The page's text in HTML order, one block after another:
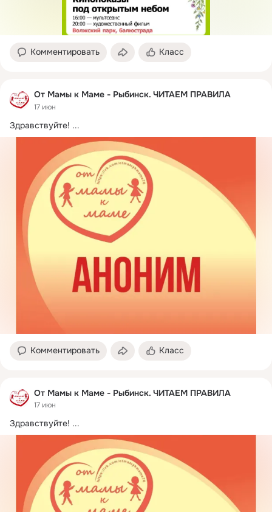
Комментировать Класс
От Мамы к Маме - Рыбинск. ЧИТАЕМ ПРАВИЛА
17 июн
Здравствуйте! ...
Комментировать Класс
От Мамы к Маме - Рыбинск. ЧИТАЕМ ПРАВИЛА
17 июн
Здравствуйте! ...